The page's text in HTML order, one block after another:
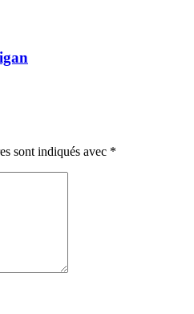
sont indiqués avec *